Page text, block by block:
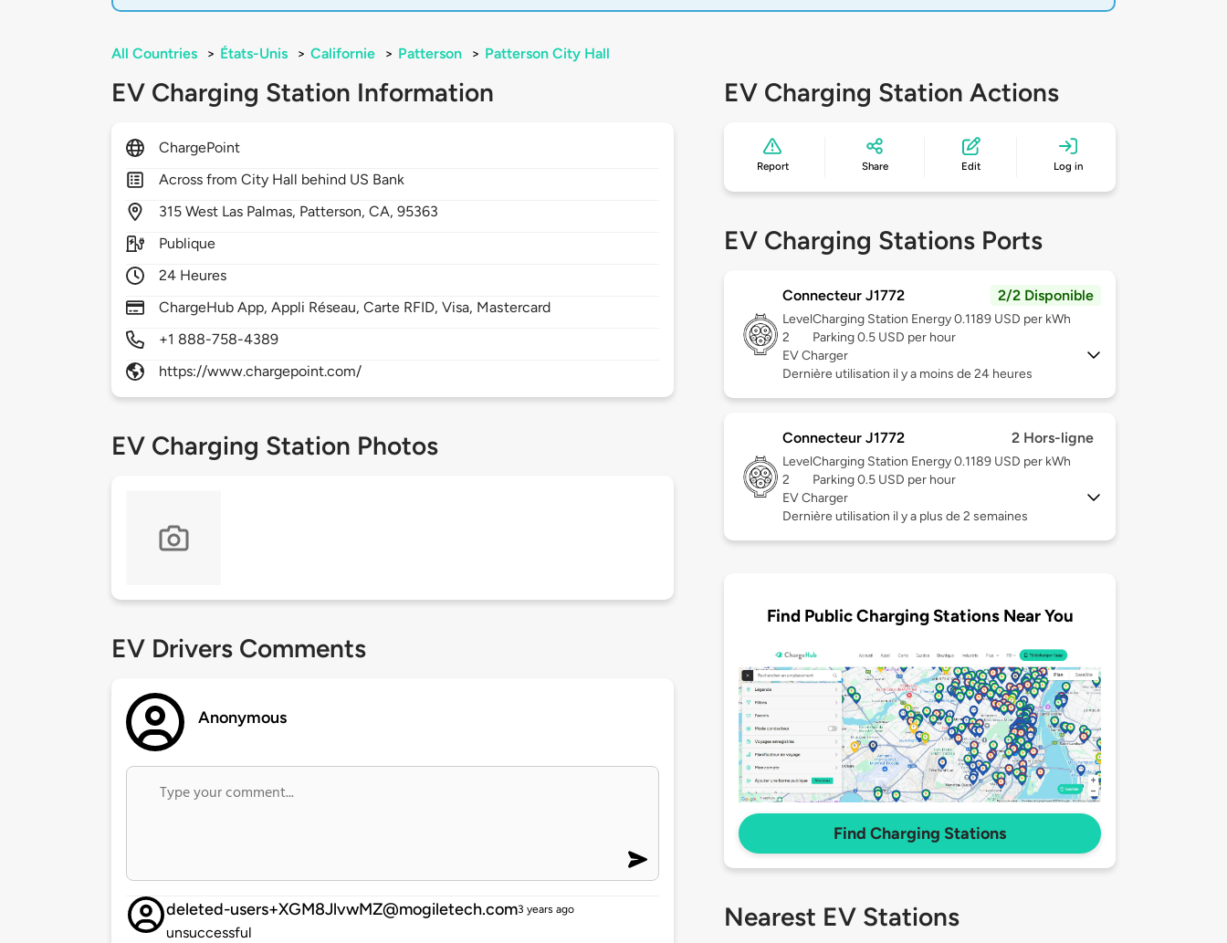
All Countries > États-Unis > Californie > Patterson > Patterson City Hall
EV Charging Station Information
ChargePoint
Across from City Hall behind US Bank
315West Las Palmas, Patterson,CA,95363
Publique
24 Heures
ChargeHub App, Appli Réseau, Carte RFID, Visa, Mastercard
+1 888-758-4389
https://www.chargepoint.com/
EV Charging Station Photos
EV Drivers Comments
Anonymous
deleted-users+XGM8JlvwMZ@mogiletech.com3 years ago
unsuccessful
EV Charging Station Actions
Report Share Edit Log in
EV Charging Stations Ports
Connecteur J1772 2/2 Disponible
Level
2
Charging Station Energy 0.1189 USD per kWh
Parking 0.5 USD per hour
EV Charger
Dernière utilisation il y a moins de 24 heures
Connecteur J1772 2 Hors-ligne
Level
2
Charging Station Energy 0.1189 USD per kWh
Parking 0.5 USD per hour
EV Charger
Dernière utilisation il y a plus de 2 semaines
Find Public Charging Stations Near You
Find Charging Stations
Nearest EV Stations